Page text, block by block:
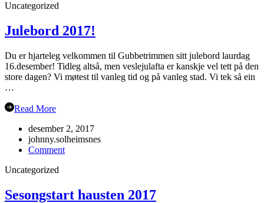
Uncategorized
Julebord 2017!
Du er hjarteleg velkommen til Gubbetrimmen sitt julebord laurdag
16.desember! Tidleg altså, men veslejulafta er kanskje vel tett på den
store dagen? Vi møtest til vanleg tid og på vanleg stad. Vi tek så ein
…
Read More
desember 2, 2017
johnny.solheimsnes
Commenton
Uncategorized
Sesongstart hausten 2017